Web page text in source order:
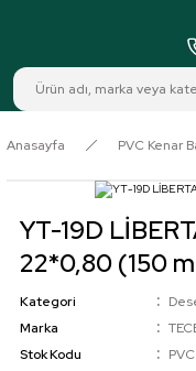
Anasayfa PVC Kenar
YT-19D
22*0,80 (150
Kategori
Marka
Stok Kodu